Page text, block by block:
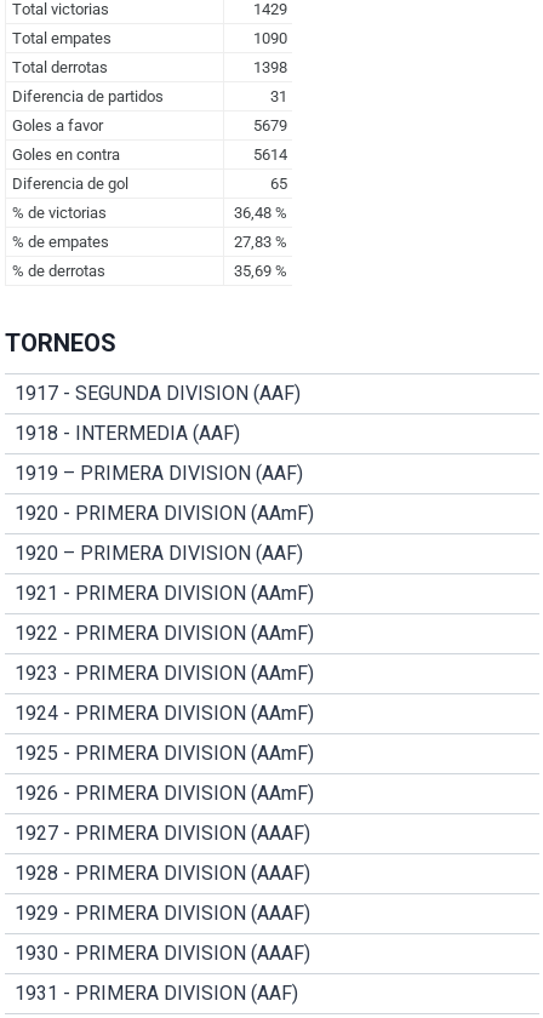
TORNEOS
1917 - SEGUNDA DIVISION (AAF)
1918 - INTERMEDIA (AAF)
1919 – PRIMERA DIVISION (AAF)
1920 - PRIMERA DIVISION (AAmF)
1920 – PRIMERA DIVISION (AAF)
1921 - PRIMERA DIVISION (AAmF)
1922 - PRIMERA DIVISION (AAmF)
1923 - PRIMERA DIVISION (AAmF)
1924 - PRIMERA DIVISION (AAmF)
1925 - PRIMERA DIVISION (AAmF)
1926 - PRIMERA DIVISION (AAmF)
1927 - PRIMERA DIVISION (AAAF)
1928 - PRIMERA DIVISION (AAAF)
1929 - PRIMERA DIVISION (AAAF)
1930 - PRIMERA DIVISION (AAAF)
1931 - PRIMERA DIVISION (AAF)